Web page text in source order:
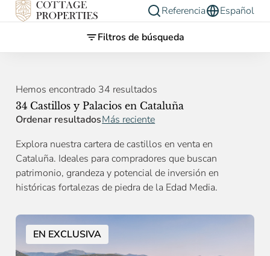
Referencia
Español
Filtros de búsqueda
Hemos encontrado 34 resultados
34 Castillos y Palacios en Cataluña
Ordenar resultadosMás reciente
Explora nuestra cartera de castillos en venta en
Cataluña. Ideales para compradores que buscan
patrimonio, grandeza y potencial de inversión en
históricas fortalezas de piedra de la Edad Media.
EN EXCLUSIVA